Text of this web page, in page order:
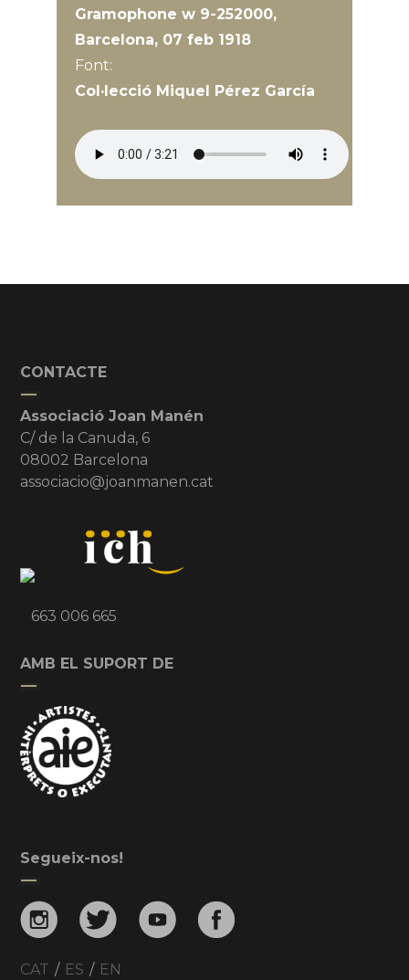
Gramophone w 9-252000,
Barcelona, 07 feb 1918
Font:
Col·lecció Miquel Pérez García
CONTACTE
Associació Joan Manén
C/ de la Canuda, 6
08002 Barcelona
associacio@joanmanen.cat
663 006 665
AMB EL SUPORT DE
Segueix-nos!
CAT / ES / EN